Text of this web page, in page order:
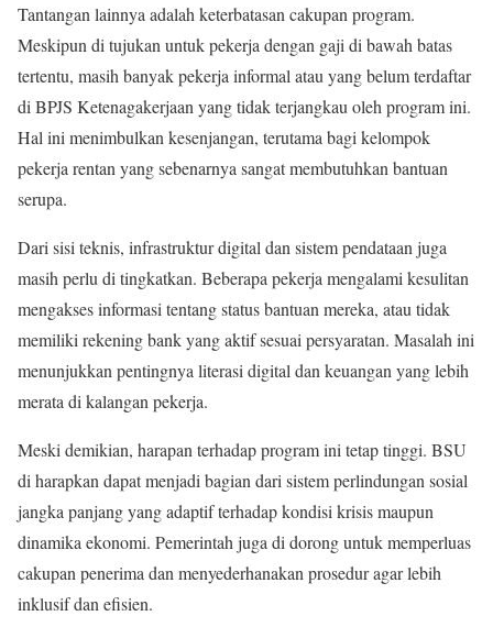
Tantangan lainnya adalah keterbatasan cakupan program.
Meskipun di tujukan untuk pekerja dengan gaji di bawah batas
tertentu, masih banyak pekerja informal atau yang belum terdaftar
di BPJS Ketenagakerjaan yang tidak terjangkau oleh program ini.
Hal ini menimbulkan kesenjangan, terutama bagi kelompok
pekerja rentan yang sebenarnya sangat membutuhkan bantuan
serupa.
Dari sisi teknis, infrastruktur digital dan sistem pendataan juga
masih perlu di tingkatkan. Beberapa pekerja mengalami kesulitan
mengakses informasi tentang status bantuan mereka, atau tidak
memiliki rekening bank yang aktif sesuai persyaratan. Masalah ini
menunjukkan pentingnya literasi digital dan keuangan yang lebih
merata di kalangan pekerja.
Meski demikian, harapan terhadap program ini tetap tinggi. BSU
di harapkan dapat menjadi bagian dari sistem perlindungan sosial
jangka panjang yang adaptif terhadap kondisi krisis maupun
dinamika ekonomi. Pemerintah juga di dorong untuk memperluas
cakupan penerima dan menyederhanakan prosedur agar lebih
inklusif dan efisien.